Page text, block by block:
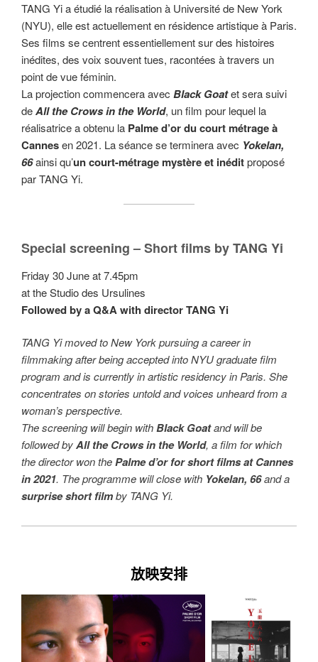
TANG Yi a étudié la réalisation à Université de New York
(NYU), elle est actuellement en résidence artistique à Paris.
Ses films se centrent essentiellement sur des histoires
inédites, des voix souvent tues, racontées à travers un
point de vue féminin.
La projection commencera avec Black Goatet sera suivi
deAll the Crows in the World, un film pour lequel la
réalisatrice a obtenu la Palme d’or du court métrage à
Cannesen 2021. La séance se terminera avec Yokelan,
66ainsi qu’un court-métrage mystère et inéditproposé
par TANG Yi.
Special screening – Short films by TANG Yi
Friday 30 June at 7.45pm
at the Studio des Ursulines
Followed by a Q&A with director TANG Yi
TANG Yi moved to New York pursuing a career in
filmmaking after being accepted into NYU graduate film
program and is currently in artistic residency in Paris. She
concentrates on stories untold and voices unheard from a
woman’s perspective.
The screening will begin withBlack Goatand will be
followed byAll the Crows in the World, a film for which
the director won thePalme d’or for short films at Cannes
in 2021. The programme will close with Yokelan, 66and a
surprise short filmby TANG Yi.
放映安排